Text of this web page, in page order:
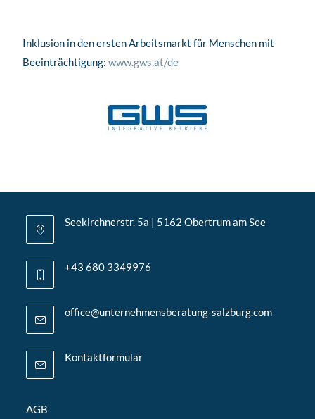
Inklusion in den ersten Arbeitsmarkt für Menschen mit
Beeinträchtigung:www.gws.at/de
Seekirchnerstr. 5a | 5162 Obertrum am See
+43 680 3349976
office@unternehmensberatung-salzburg.com
Kontaktformular
AGB